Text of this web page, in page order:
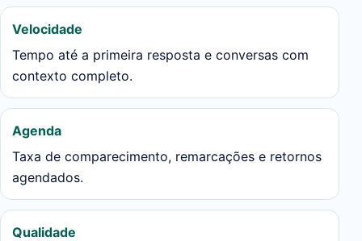
Velocidade
Tempo até a primeira resposta e conversas com
contexto completo.
Agenda
Taxa de comparecimento, remarcações e retornos
agendados.
Qualidade